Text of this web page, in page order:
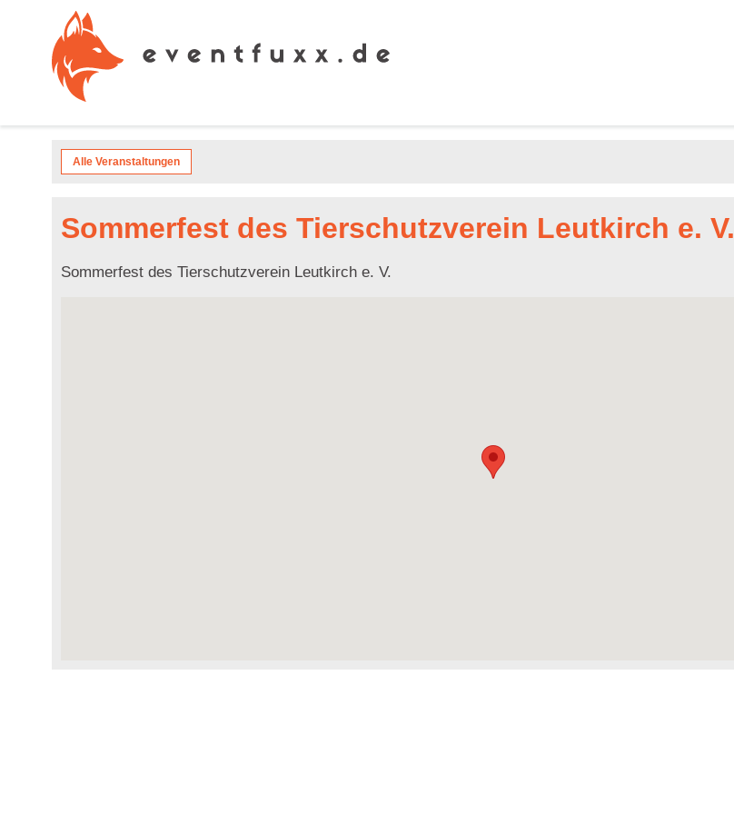
Alle Veranstaltungen
Sommerfest des Tierschutzverein Leutkirch e. V.
Sommerfest des Tierschutzverein Leutkirch e. V.